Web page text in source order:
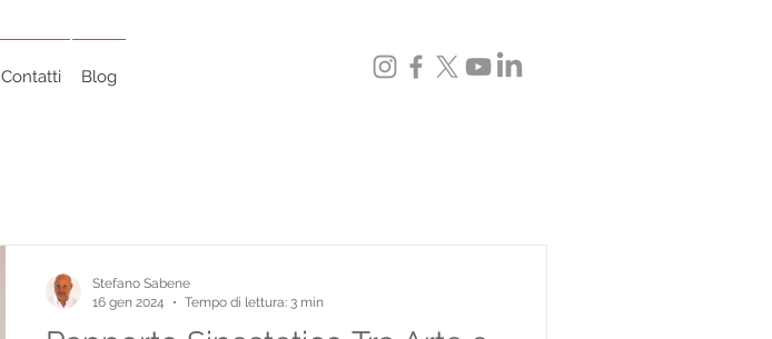
Contatti Blog
Stefano Sabene
16 gen 2024
Tempo di lettura: 3 min